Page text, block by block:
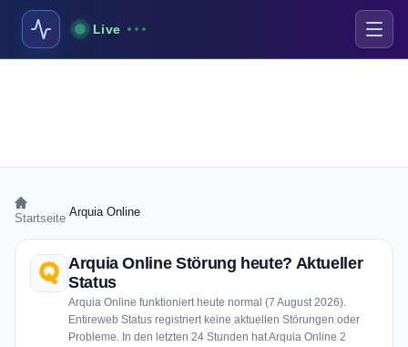
Live
Startseite Arquia Online
Arquia Online Störung heute? Aktueller
Status
Arquia Online funktioniert heute normal (7 August 2026).
Entireweb Status registriert keine aktuellen Störungen oder
Probleme. In den letzten 24 Stunden hat Arquia Online 2